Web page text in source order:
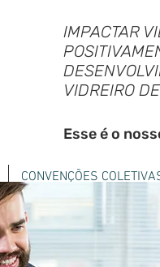
IMPACTAR
VIDREIRO
Esse é o
CONVENÇÕES